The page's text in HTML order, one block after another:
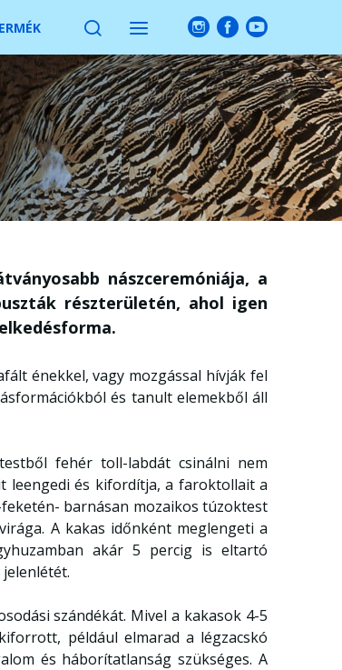
nászceremóniája, a
részterületén, ahol igen
énekkel, vagy mozgással hívják fel
és tanult elemekből áll
fehér toll-labdát csinálni nem
leengedi és kifordítja, a faroktollait a
barnásan mozaikos túzoktest
A kakas időnként meglengeti a
akár 5 percig is eltartó
szándékát. Mivel a kakasok 4-5
például elmarad a légzacskó
és háborítatlanság szükséges. A